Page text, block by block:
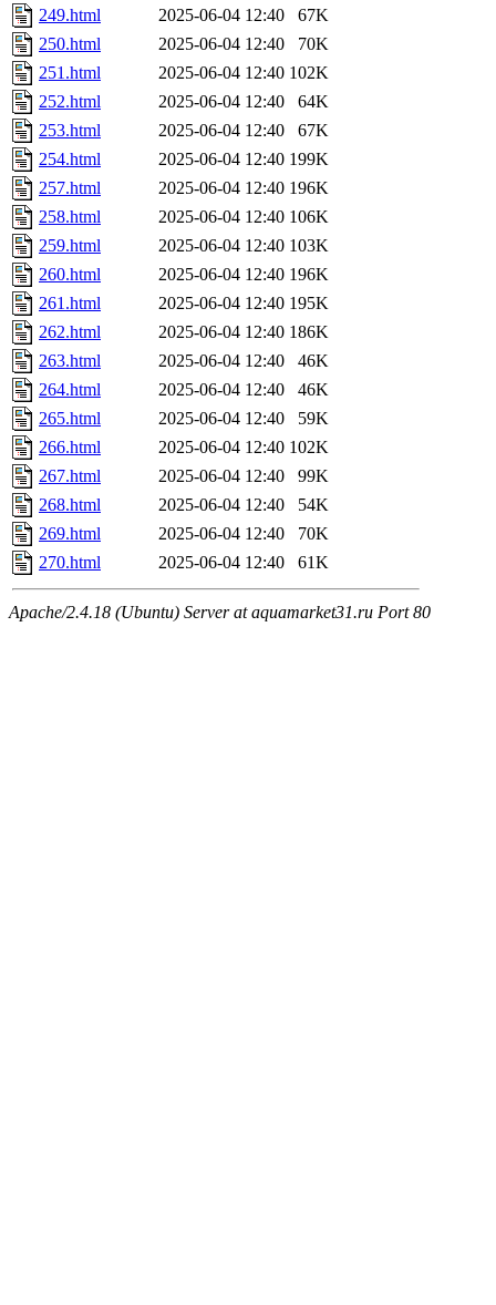
249.html
2025-06-04 12:40
67K
250.html
2025-06-04 12:40
70K
251.html
2025-06-04 12:40 102K
252.html
2025-06-04 12:40
64K
253.html
2025-06-04 12:40
67K
254.html
2025-06-04 12:40 199K
257.html
2025-06-04 12:40 196K
258.html
2025-06-04 12:40 106K
259.html
2025-06-04 12:40 103K
260.html
2025-06-04 12:40 196K
261.html
2025-06-04 12:40 195K
262.html
2025-06-04 12:40 186K
263.html
2025-06-04 12:40
46K
264.html
2025-06-04 12:40
46K
265.html
2025-06-04 12:40
59K
266.html
2025-06-04 12:40 102K
267.html
2025-06-04 12:40
99K
268.html
2025-06-04 12:40
54K
269.html
2025-06-04 12:40
70K
270.html
2025-06-04 12:40 61K
Apache/2.4.18 (Ubuntu) Server at aquamarket31.ru Port 80